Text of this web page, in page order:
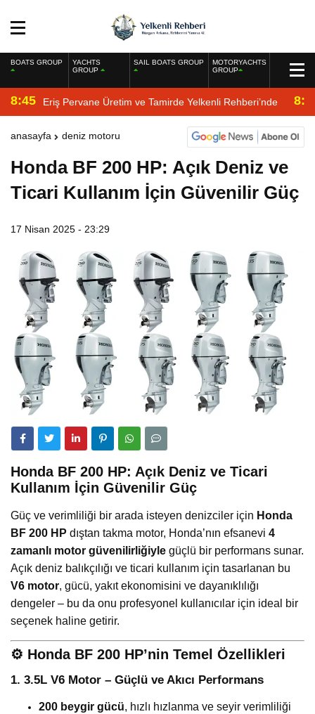
BOATS GROUP
YACHTS
GROUP
SAIL BOATS GROUP
MOTORYACHTS
GROUP
8:45 Eriş Pervane Üretim ve Tamirde Yelkenli Rehberi’nde
anasayfa deniz motoru
Honda BF 200 HP: Açık Deniz ve
Ticari Kullanım İçin Güvenilir Güç
17 Nisan 2025 - 23:29
Honda BF 200 HP: Açık Deniz ve Ticari
Kullanım İçin Güvenilir Güç
Güç ve verimliliği bir arada isteyen denizciler için Honda
BF 200 HP dıştan takma motor, Honda’nın efsanevi 4
zamanlı motor güvenilirliğiyle güçlü bir performans sunar.
Açık deniz balıkçılığı ve ticari kullanım için tasarlanan bu
V6 motor, gücü, yakıt ekonomisini ve dayanıklılığı
dengeler – bu da onu profesyonel kullanıcılar için ideal bir
seçenek haline getirir.
⚙️ Honda BF 200 HP’nin Temel Özellikleri
1. 3.5L V6 Motor – Güçlü ve Akıcı Performans
200 beygir gücü, hızlı hızlanma ve seyir verimliliği